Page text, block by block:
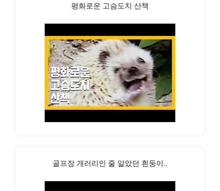
평화로운 고슴도치 산책
골프장 개러리인 줄 알았던 흰둥이..